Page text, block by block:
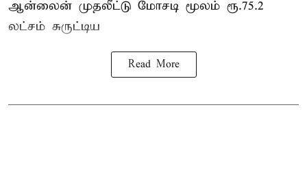
ஆன்லைன் முதலீட்டு மோசடி மூலம் ரூ.75.2
லட்சம் சுருட்டிய
Read More